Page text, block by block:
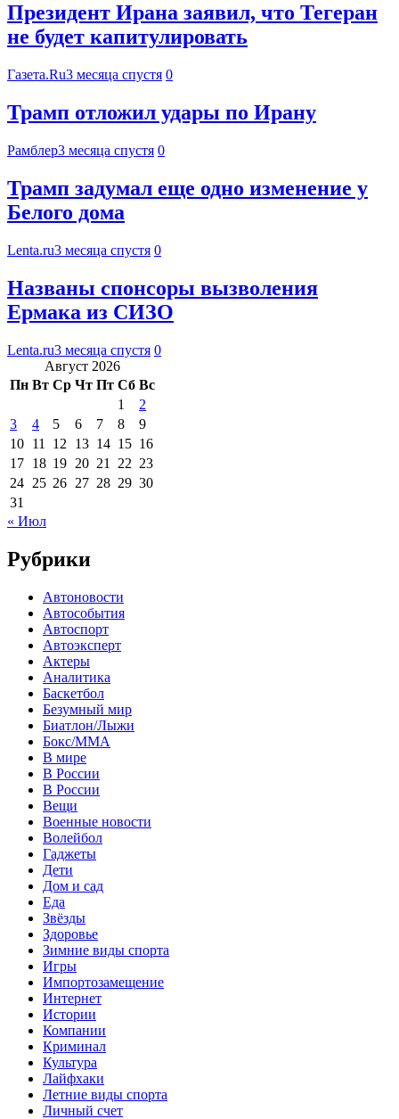
Президент Ирана заявил, что Тегеран
не будет капитулировать
Газета.Ru3 месяца спустя 0
Трамп отложил удары по Ирану
Рамблер3 месяца спустя 0
Трамп задумал еще одно изменение у
Белого дома
Lenta.ru3 месяца спустя 0
Названы спонсоры вызволения
Ермака из СИЗО
Lenta.ru3 месяца спустя 0
Август 2026
Пн Вт Ср Чт Пт Сб Вс
1
2
3
4 5 6 7 8
9
10 11 12 13 14 15 16
17 18 19 20 21 22 23
24 25 26 27 28 29 30
31
« Июл
Рубрики
Автоновости
Автособытия
Автоспорт
Автоэксперт
Актеры
Аналитика
Баскетбол
Безумный мир
Биатлон/Лыжи
Бокс/MMA
В мире
В России
В России
Вещи
Военные новости
Волейбол
Гаджеты
Дети
Дом и сад
Еда
Звёзды
Здоровье
Зимние виды спорта
Игры
Импортозамещение
Интернет
Истории
Компании
Криминал
Культура
Лайфхаки
Летние виды спорта
Личный счет